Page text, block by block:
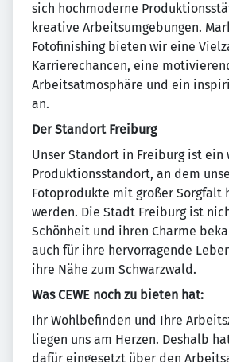
sich hochmoderne
kreative Arbeitsumgebungen.
Fotofinishing bieten wir eine
Karrierechancen, eine
Arbeitsatmosphäre und ein
an.
Der Standort Freiburg
Unser Standort in Freiburg ist ein
Produktionsstandort, an dem
Fotoprodukte mit großer Sorgfalt
werden. Die Stadt Freiburg ist
Schönheit und ihren Charme
auch für ihre hervorragende
ihre Nähe zum Schwarzwald.
Was CEWE noch zu bieten hat:
Ihr Wohlbefinden und Ihre
liegen uns am Herzen. Deshalb
dafür eingesetzt über den